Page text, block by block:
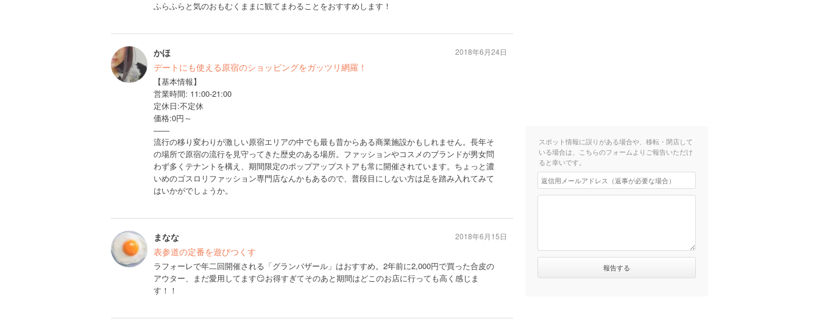
ふらふらと気のおもむくままに観てまわることをおすすめします！
かほ
デートにも使える原宿のショッピングをガッツリ網羅！
【基本情報】
営業時間: 11:00-21:00
定休日:不定休
価格:0円～
――
流行の移り変わりが激しい原宿エリアの中でも最も昔からある商業施設かもしれません。長年そ
の場所で原宿の流行を見守ってきた歴史のある場所。ファッションやコスメのブランドが男女問
わず多くテナントを構え、期間限定のポップアップストアも常に開催されています。ちょっと濃
いめのゴスロリファッション専門店なんかもあるので、普段目にしない方は足を踏み入れてみて
はいかがでしょうか。
2018年6月24日
まなな
表参道の定番を遊びつくす
ラフォーレで年二回開催される「グランバザール」はおすすめ。2年前に2,000円で買った合皮の
アウター、まだ愛用してます😏お得すぎてそのあと期間はどこのお店に行っても高く感じま
す！！
2018年6月15日
スポット情報に誤りがある場合や、移転・閉店して
いる場合は、こちらのフォームよりご報告いただけ
ると幸いです。